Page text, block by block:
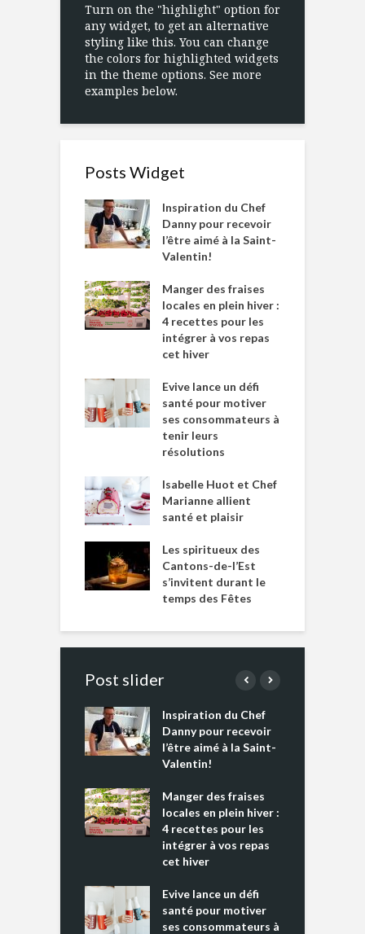
Turn on the "highlight" option for
any widget, to get an alternative
styling like this. You can change
the colors for highlighted widgets
in the theme options. See more
examples below.
Posts Widget
Inspiration du Chef
Danny pour recevoir
l’être aimé à la Saint-
Valentin!
Manger des fraises
locales en plein hiver :
4 recettes pour les
intégrer à vos repas
cet hiver
Evive lance un défi
santé pour motiver
ses consommateurs à
tenir leurs
résolutions
Isabelle Huot et Chef
Marianne allient
santé et plaisir
Les spiritueux des
Cantons-de-l’Est
s’invitent durant le
temps des Fêtes
Post slider
Inspiration du Chef
Danny pour recevoir
l’être aimé à la Saint-
Valentin!
Manger des fraises
locales en plein hiver :
4 recettes pour les
intégrer à vos repas
cet hiver
Evive lance un défi
santé pour motiver
ses consommateurs à